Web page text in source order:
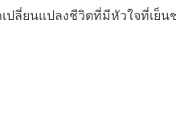
ปลี่ยนแปลงชีวิตที่มีหัวใจที่เ